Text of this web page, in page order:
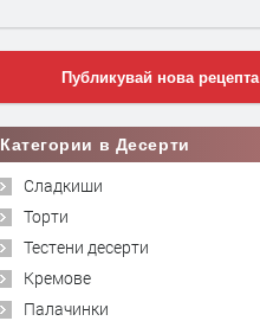
Публикувай нова рецепта
Категории в Десерти
Сладкиши
Торти
Тестени десерти
Кремове
Палачинки